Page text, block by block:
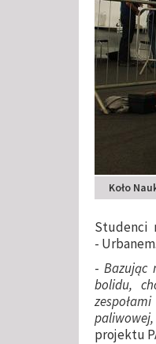
Koło
Studenci
-
-Bazując
bolidu,
projektu